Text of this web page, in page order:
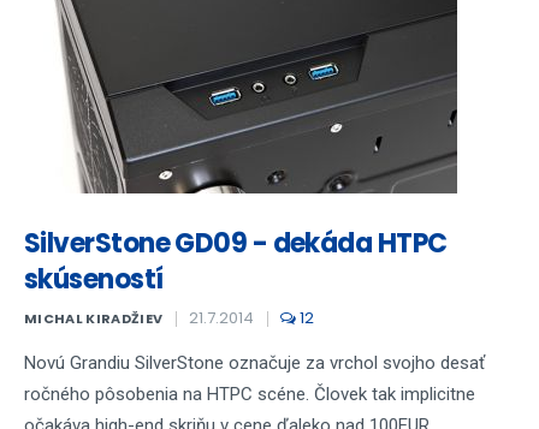
SilverStone GD09 - dekáda HTPC
skúseností
MICHAL KIRADŽIEV 21.7.2014 12
Novú Grandiu SilverStone označuje za vrchol svojho desať
ročného pôsobenia na HTPC scéne. Človek tak implicitne